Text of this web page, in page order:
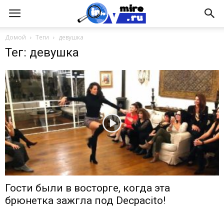
Домой Теги девушка
Тег: девушка
Гости были в восторге, когда эта
брюнетка зажгла под Decpacito!